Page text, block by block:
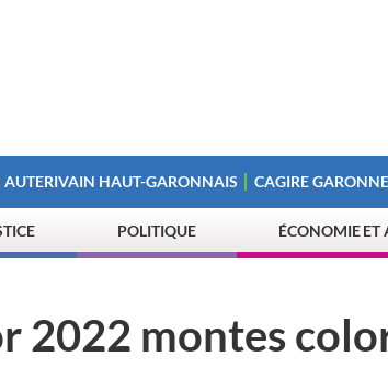
AUTERIVAIN HAUT-GARONNAIS CAGIRE
POLITIQUE ÉCONOMIE ET
2022 montes